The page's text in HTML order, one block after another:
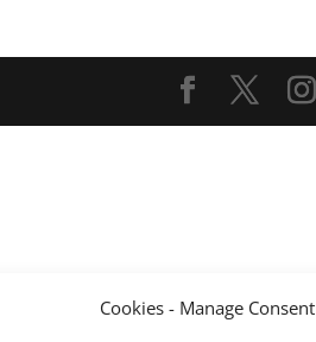
Cookies - Manage Consent